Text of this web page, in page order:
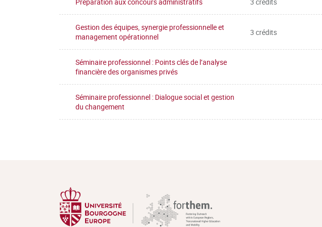
Gestion des équipes, synergie professionnelle et
management opérationnel
3 crédits
Séminaire professionnel : Points clés de l’analyse
financière des organismes privés
Séminaire professionnel : Dialogue social et gestion
du changement